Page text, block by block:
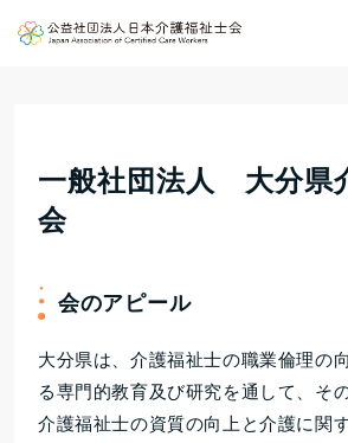
一般社団法人 大分県
会
会のアピール
大分県は、介護福祉士の職業倫理の
る専門的教育及び研究を通して、そ
介護福祉士の資質の向上と介護に関